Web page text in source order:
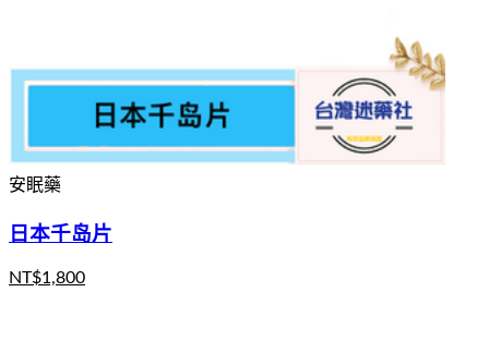
安眠藥
日本千岛片
NT$1,800